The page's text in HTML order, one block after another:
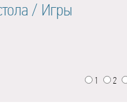
/ Игры
1 2